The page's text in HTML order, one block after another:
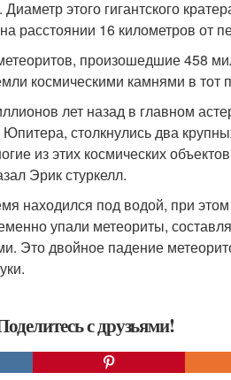
этого гигантского
расстоянии 16 километров от
произошедшие 458
космическими камнями в тот
лет назад в главном
столкнулись два
из этих космических
Эрик стуркелл.
находился под водой, при
упали метеориты,
Это двойное падение
с друзьями!